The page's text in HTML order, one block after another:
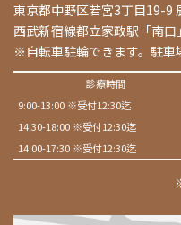
東京都中野区若宮3丁目19-9
西武新宿線都立家政駅「南口
※自転車駐輪できます。駐車
診療時間
9:00-13:00 ※受付12:30迄
14:30-18:00 ※受付12:30迄
14:00-17:30 ※受付12:30迄